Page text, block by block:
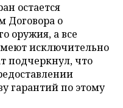
остается
Договора о
оружия, а все
исключительно
подчеркнул, что
гарантий по этому